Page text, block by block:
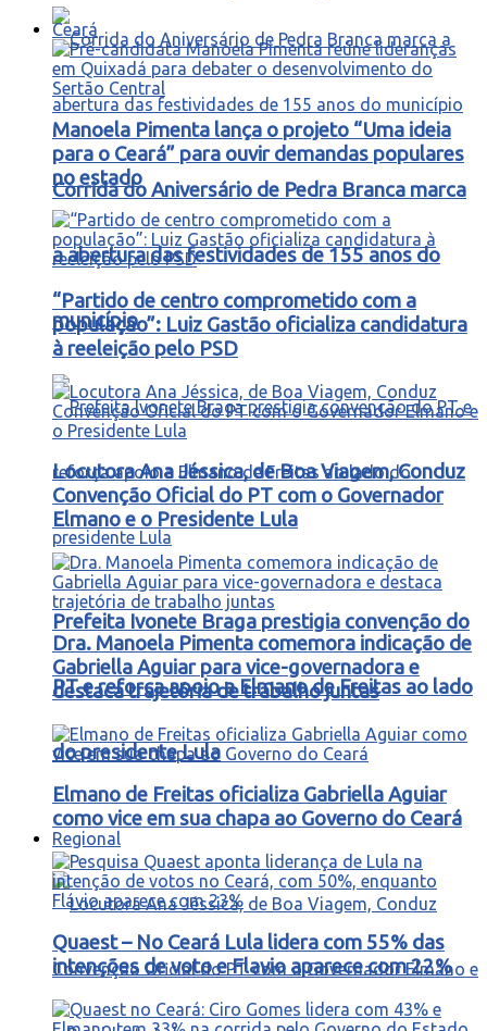
Corrida do Aniversário de Pedra Branca marca
a abertura das festividades de 155 anos do
município
Prefeita Ivonete Braga prestigia convenção do
PT e reforça apoio a Elmano de Freitas ao lado
do presidente Lula
Regional
Ceará
Manoela Pimenta lança o projeto “Uma ideia
para o Ceará” para ouvir demandas populares
no estado
“Partido de centro comprometido com a
população”: Luiz Gastão oficializa candidatura
à reeleição pelo PSD
Locutora Ana Jéssica, de Boa Viagem, Conduz
Convenção Oficial do PT com o Governador
Elmano e o Presidente Lula
Dra. Manoela Pimenta comemora indicação de
Gabriella Aguiar para vice-governadora e
destaca trajetória de trabalho juntas
Elmano de Freitas oficializa Gabriella Aguiar
como vice em sua chapa ao Governo do Ceará
Quaest – No Ceará Lula lidera com 55% das
intenções de voto e Flavio aparece com 22%